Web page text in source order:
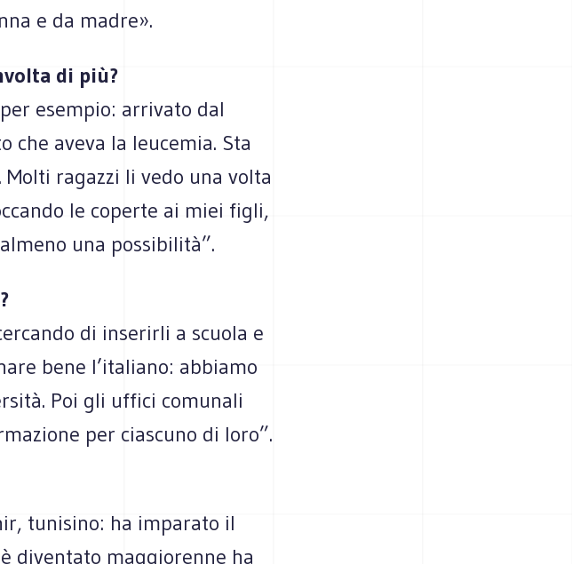
e da madre».
di più?
esempio: arrivato dal
che aveva la leucemia. Sta
ragazzi li vedo una volta
le coperte ai miei figli,
una possibilità”.
di inserirli a scuola e
bene l’italiano: abbiamo
Poi gli uffici comunali
per ciascuno di loro”.
tunisino: ha imparato il
diventato maggiorenne ha